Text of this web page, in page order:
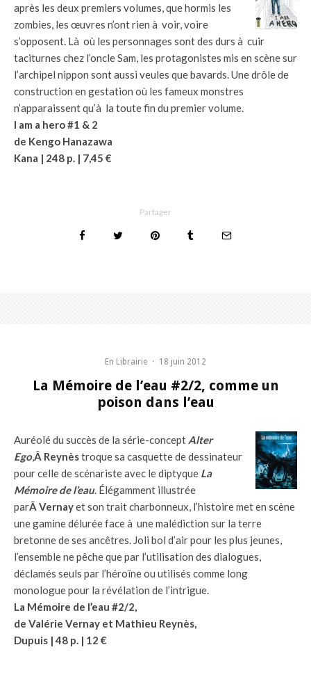
après les deux premiers volumes, que hormis les
zombies, les œuvres n’ont rien à voir, voire
s’opposent. Là où les personnages sont des durs à cuir
taciturnes chez l’oncle Sam, les protagonistes mis en scène sur
l’archipel nippon sont aussi veules que bavards. Une drôle de
construction en gestation où les fameux monstres
n’apparaissent qu’à la toute fin du premier volume.
I am a hero#1 & 2
de Kengo Hanazawa
Kana | 248 p. | 7,45 €
Partager
En Librairie · 18 juin 2012
La Mémoire de l’eau #2/2, comme un
poison dans l’eau
Auréolé du succès de la série-concept Alter
Ego,Â Reynèstroque sa casquette de dessinateur
pour celle de scénariste avec le diptyque La
Mémoire de l’eau. Élégamment illustrée
parÂ Vernayet son trait charbonneux, l’histoire met en scène
une gamine délurée face à une malédiction sur la terre
bretonne de ses ancêtres. Joli bol d’air pour les plus jeunes,
l’ensemble ne pêche que par l’utilisation des dialogues,
déclamés seuls par l’héroïne ou utilisés comme long
monologue pour la révélation de l’intrigue.
La Mémoire de l’eau #2/2,
de Valérie Vernay et Mathieu Reynès,
Dupuis | 48 p. | 12 €